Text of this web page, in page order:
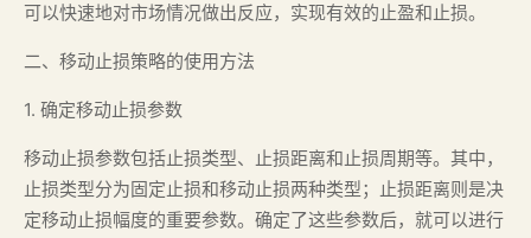
可以快速地对市场情况做出反应，实现有效的止盈和止损。
二、移动止损策略的使用方法
1. 确定移动止损参数
移动止损参数包括止损类型、止损距离和止损周期等。其中，
止损类型分为固定止损和移动止损两种类型；止损距离则是决
定移动止损幅度的重要参数。确定了这些参数后，就可以进行